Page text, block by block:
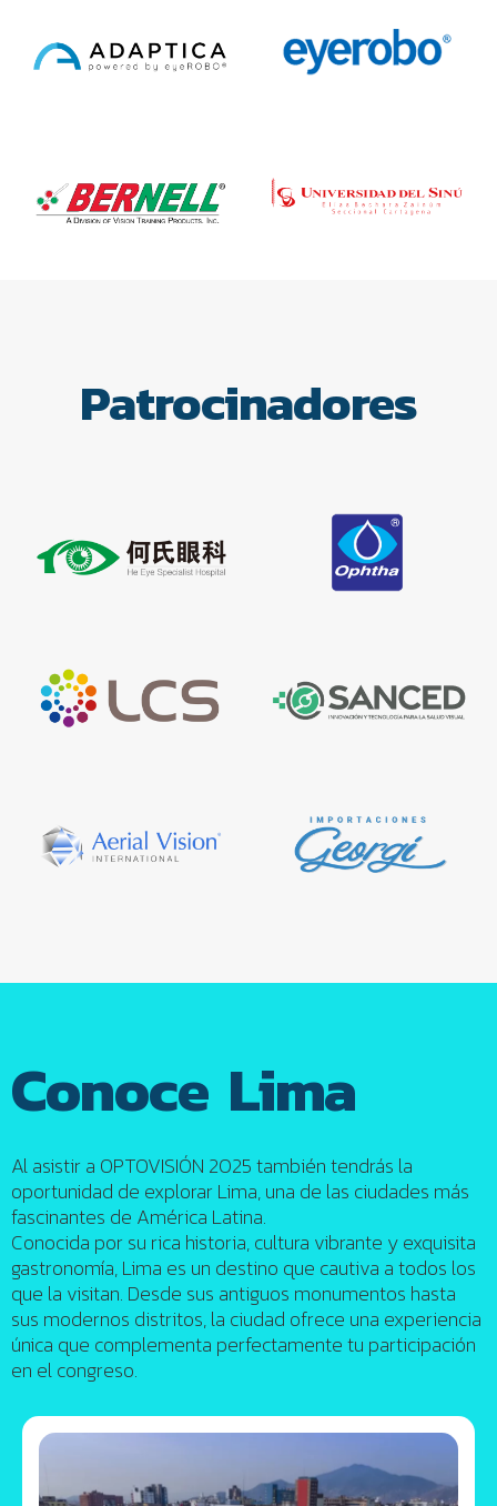
Patrocinadores
Conoce Lima
Al asistir a OPTOVISIÓN 2025 también tendrás la
oportunidad de explorar Lima, una de las ciudades más
fascinantes de América Latina.
Conocida por su rica historia, cultura vibrante y exquisita
gastronomía, Lima es un destino que cautiva a todos los
que la visitan. Desde sus antiguos monumentos hasta
sus modernos distritos, la ciudad ofrece una experiencia
única que complementa perfectamente tu participación
en el congreso.